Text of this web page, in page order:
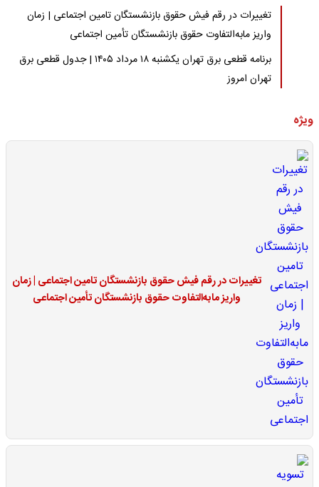
تغییرات در رقم فیش حقوق بازنشستگان تامین اجتماعی | زمان
واریز مابه‌التفاوت حقوق بازنشستگان تأمین اجتماعی
برنامه قطعی برق تهران یکشنبه ۱۸ مرداد ۱۴۰۵ | جدول قطعی برق
تهران امروز
ویژه
تغییرات در رقم فیش حقوق بازنشستگان تامین اجتماعی | زمان
واریز مابه‌التفاوت حقوق بازنشستگان تأمین اجتماعی